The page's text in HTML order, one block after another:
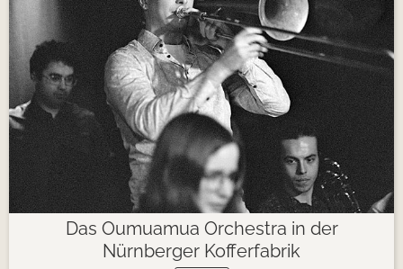
Das Oumuamua Orchestra in der
Nürnberger Kofferfabrik